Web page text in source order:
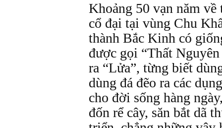
Khoảng 50 vạn năm
cổ đại tại vùng Chu
thành Bắc Kinh có
được gọi “Thất
ra “Lửa”, từng biết
dùng đá đẽo ra các
cho đời sống hàng
đốn rể cây, săn bắt dã